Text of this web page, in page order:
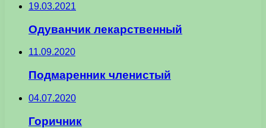
19.03.2021
Одуванчик лекарственный
11.09.2020
Подмаренник членистый
04.07.2020
Горичник